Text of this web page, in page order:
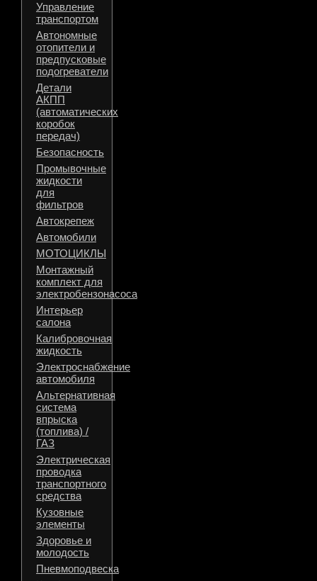
Управление
транспортом
Автономные
отопители и
предпусковые
подогреватели
Детали
АКПП
(автоматических
коробок
передач)
Безопасность
Промывочные
жидкости
для
фильтров
Автокрепеж
Автомобили
МОТОЦИКЛЫ
Монтажный
комплект для
электробензонасоса
Интерьер
салона
Калибровочная
жидкость
Электроснабжение
автомобиля
Альтернативная
система
впрыска
(топлива) /
ГАЗ
Электрическая
проводка
транспортного
средства
Кузовные
элементы
Здоровье и
молодость
Пневмоподвеска